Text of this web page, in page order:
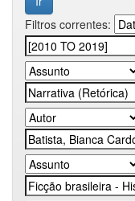
Filtros correntes: